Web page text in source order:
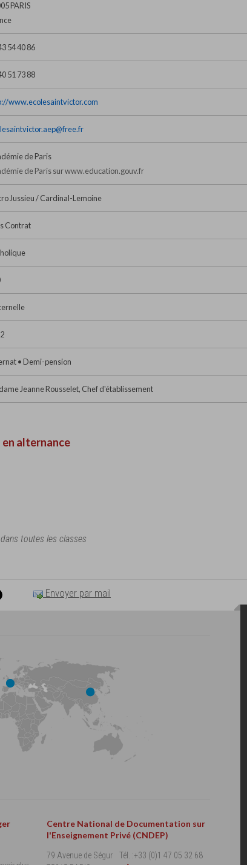
PARIS
54 40 86
51 73 88
www.ecolesaintvictor.com
de Paris
de Paris sur www.education.gouv.fr
Jussieu / Cardinal-Lemoine
Contrat
• Demi-pension
Jeanne Rousselet, Chef d'établissement
alternance
toutes les classes
Envoyer par mail
Centre National de Documentation sur
l'Enseignement Privé (CNDEP)
79 Avenue de Ségur
Tél. :+33 (0)1 47 05 32 68